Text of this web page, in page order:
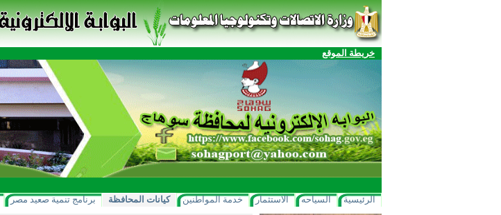
خريطة الموقع
الرئيسية السياحه الاستثمار خدمة المواطنين كيانات المحافظة برنامج تنمية صعيد مصر